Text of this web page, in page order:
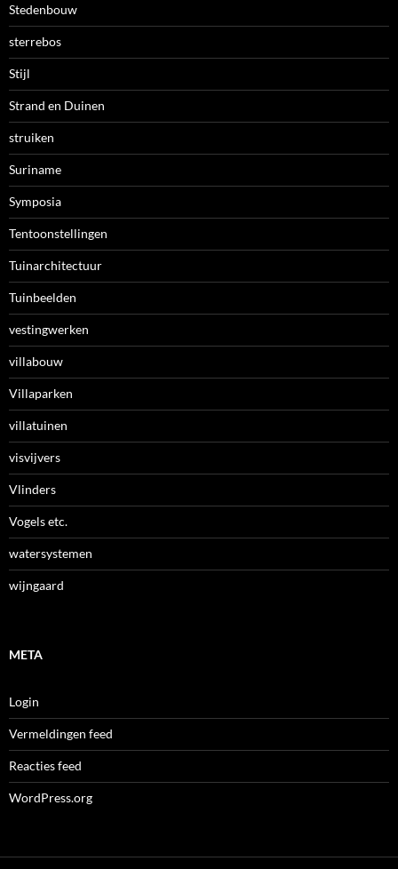
Stedenbouw
sterrebos
Stijl
Strand en Duinen
struiken
Suriname
Symposia
Tentoonstellingen
Tuinarchitectuur
Tuinbeelden
vestingwerken
villabouw
Villaparken
villatuinen
visvijvers
Vlinders
Vogels etc.
watersystemen
wijngaard
META
Login
Vermeldingen feed
Reacties feed
WordPress.org